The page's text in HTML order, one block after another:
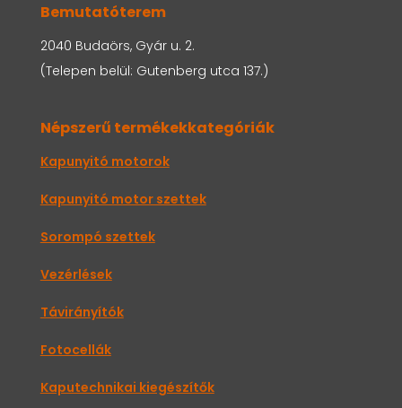
Bemutatóterem
2040 Budaörs, Gyár u. 2.
(Telepen belül: Gutenberg utca 137.)
Népszerű termékekkategóriák
Kapunyitó motorok
Kapunyitó motor szettek
Sorompó szettek
Vezérlések
Távirányítók
Fotocellák
Kaputechnikai kiegészítők